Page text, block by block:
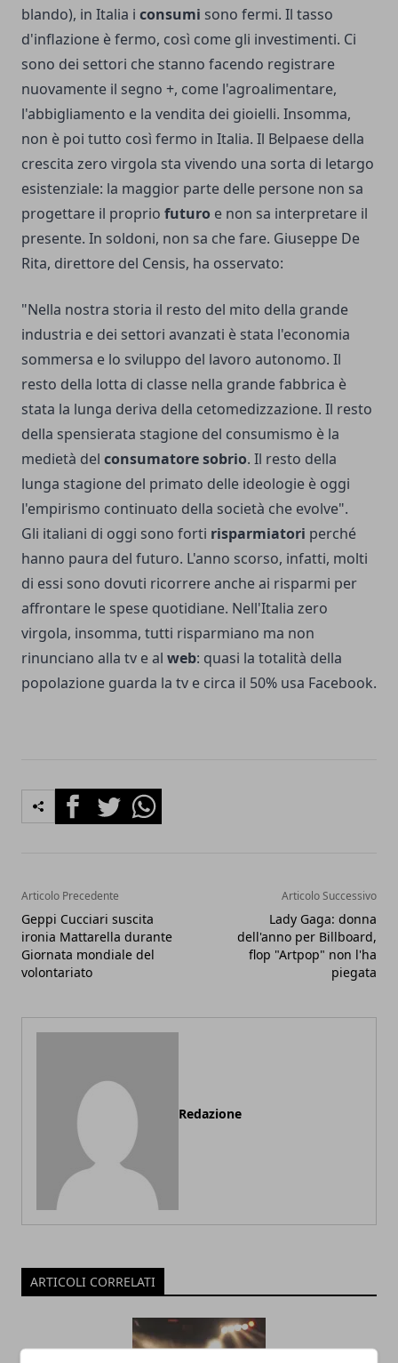
blando), in Italia i consumi sono fermi. Il tasso
d'inflazione è fermo, così come gli investimenti. Ci
sono dei settori che stanno facendo registrare
nuovamente il segno +, come l'agroalimentare,
l'abbigliamento e la vendita dei gioielli. Insomma,
non è poi tutto così fermo in Italia. Il Belpaese della
crescita zero virgola sta vivendo una sorta di letargo
esistenziale: la maggior parte delle persone non sa
progettare il proprio futuro e non sa interpretare il
presente. In soldoni, non sa che fare. Giuseppe De
Rita, direttore del Censis, ha osservato:
"Nella nostra storia il resto del mito della grande
industria e dei settori avanzati è stata l'economia
sommersa e lo sviluppo del lavoro autonomo. Il
resto della lotta di classe nella grande fabbrica è
stata la lunga deriva della cetomedizzazione. Il resto
della spensierata stagione del consumismo è la
medietà del consumatoresobrio. Il resto della
lunga stagione del primato delle ideologie è oggi
l'empirismo continuato della società che evolve".
Gli italiani di oggi sono forti risparmiatori perché
hanno paura del futuro. L'anno scorso, infatti, molti
di essi sono dovuti ricorrere anche ai risparmi per
affrontare le spese quotidiane. Nell'Italia zero
virgola, insomma, tutti risparmiano ma non
rinunciano alla tv e al web: quasi la totalità della
popolazione guarda la tv e circa il 50% usa Facebook.
FacebookTwitterWhatsapp
Articolo Precedente
Geppi Cucciari suscita
ironia Mattarella durante
Giornata mondiale del
volontariato
Articolo Successivo
Lady Gaga: donna
dell'anno per Billboard,
flop "Artpop" non l'ha
piegata
Redazione
ARTICOLI CORRELATI